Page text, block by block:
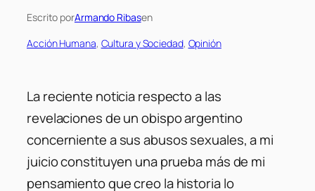
Escrito porArmando Ribasen
Acción Humana, Cultura y Sociedad, Opinión
La reciente noticia respecto a las
revelaciones de un obispo argentino
concerniente a sus abusos sexuales, a mi
juicio constituyen una prueba más de mi
pensamiento que creo la historia lo